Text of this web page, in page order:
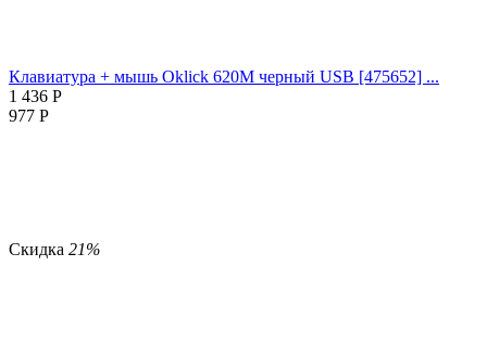
Клавиатура + мышь Oklick 620M черный USB [475652] ...
1 436 Р
977 Р
Скидка 21%